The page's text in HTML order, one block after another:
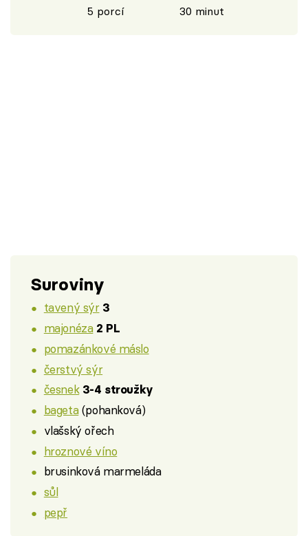
5 porcí 30 minut
Suroviny
tavený sýr 3
majonéza 2 PL
pomazánkové máslo
čerstvý sýr
česnek 3-4 stroužky
bageta(pohanková)
vlašský ořech
hroznové víno
brusinková marmeláda
sůl
pepř